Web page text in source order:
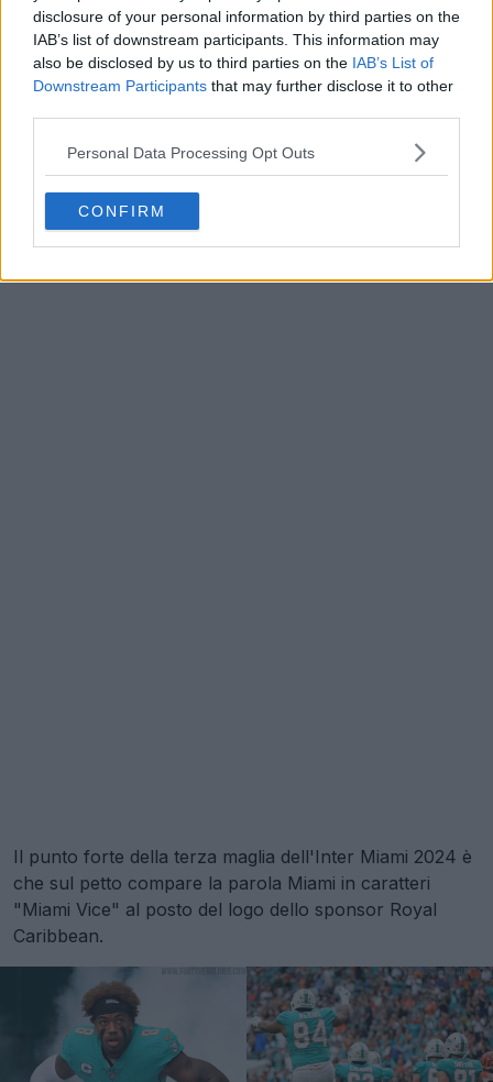
disclosure of your personal information by third parties on the
IAB’s list of downstream participants. This information may
also be disclosed by us to third parties on the IAB’s List of
Downstream Participants that may further disclose it to other
Personal Data Processing Opt Outs
CONFIRM
Il punto forte della terza maglia dell'Inter Miami 2024 è
che sul petto compare la parola Miami in caratteri
"Miami Vice" al posto del logo dello sponsor Royal
Caribbean.